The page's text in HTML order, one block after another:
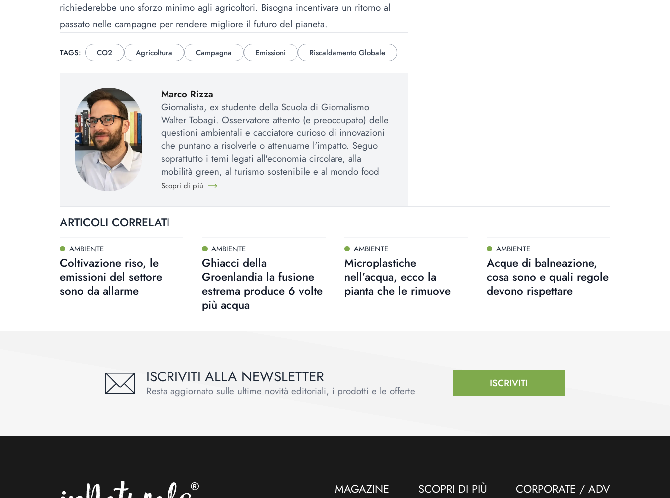
richiederebbe uno sforzo minimo agli agricoltori. Bisogna incentivare un ritorno al
passato nelle campagne per rendere migliore il futuro del pianeta.
TAGS: CO2 Agricoltura Campagna Emissioni Riscaldamento Globale
Marco Rizza
Giornalista, ex studente della Scuola di Giornalismo
Walter Tobagi. Osservatore attento (e preoccupato) delle
questioni ambientali e cacciatore curioso di innovazioni
che puntano a risolverle o attenuarne l'impatto. Seguo
soprattutto i temi legati all'economia circolare, alla
mobilità green, al turismo sostenibile e al mondo food
Scopri di più
ARTICOLI CORRELATI
AMBIENTE
Coltivazione riso, le
emissioni del settore
sono da allarme
AMBIENTE
Ghiacci della
Groenlandia la fusione
estrema produce 6 volte
più acqua
AMBIENTE
Microplastiche
nell’acqua, ecco la
pianta che le rimuove
AMBIENTE
Acque di balneazione,
cosa sono e quali regole
devono rispettare
ISCRIVITI ALLA NEWSLETTER
Resta aggiornato sulle ultime novità editoriali, i prodotti e le offerte
ISCRIVITI
MAGAZINE SCOPRI DI PIÙ CORPORATE / ADV